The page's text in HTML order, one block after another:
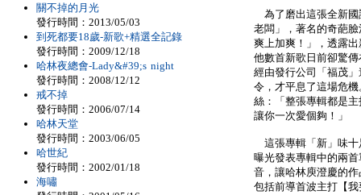
為了磨出這張全新國
老闆」，著名的奇葩
爽上加爽！」，透露
他數首新歌日前卻驚
經由發行公司「福茂
令，才平息了這場危
絲：「整張專輯都是
讓你一次愛個夠！」
這張專輯「新」味十
曝光發表專輯中的兩
音，讓哈林庾澄慶的
包括前導首波主打【
關不掉的月光
發行時間：2013/05/03
到死都要18歲-新歌+精選全記錄
發行時間：2009/12/18
哈林夜總會-Lady&#39;s night
發行時間：2008/12/12
戒不掉
發行時間：2006/07/14
哈林天堂
發行時間：2003/06/05
哈世紀
發行時間：2002/01/18
海嘯